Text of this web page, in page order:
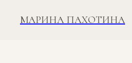
МАРИНА ПАХОТИНА